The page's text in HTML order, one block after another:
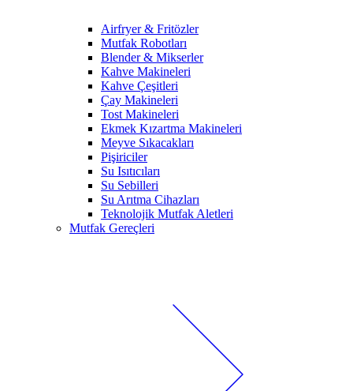
Airfryer & Fritözler
Mutfak Robotları
Blender & Mikserler
Kahve Makineleri
Kahve Çeşitleri
Çay Makineleri
Tost Makineleri
Ekmek Kızartma Makineleri
Meyve Sıkacakları
Pişiriciler
Su Isıtıcıları
Su Sebilleri
Su Arıtma Cihazları
Teknolojik Mutfak Aletleri
Mutfak Gereçleri